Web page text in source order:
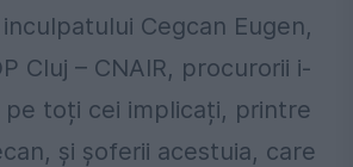
Cegcan Eugen,
Cluj – CNAIR, procurorii i-
toți cei implicați, printre
și șoferii acestuia, care